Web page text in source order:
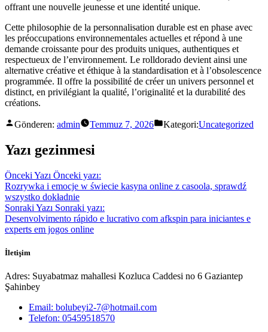
offrant une nouvelle jeunesse et une identité unique.
Cette philosophie de la personnalisation durable est en phase avec
les préoccupations environnementales actuelles et répond à une
demande croissante pour des produits uniques, authentiques et
respectueux de l’environnement. Le rolldorado devient ainsi une
alternative créative et éthique à la standardisation et à l’obsolescence
programmée. Il offre la possibilité de créer un univers personnel et
distinct, en privilégiant la qualité, l’originalité et la durabilité des
créations.
Gönderen: admin Temmuz 7, 2026 Kategori:Uncategorized
Yazı gezinmesi
Önceki Yazı Önceki yazı:
Rozrywka i emocje w świecie kasyna online z casoola, sprawdź
wszystko dokładnie
Sonraki Yazı Sonraki yazı:
Desenvolvimento rápido e lucrativo com afkspin para iniciantes e
experts em jogos online
İletişim
Adres: Suyabatmaz mahallesi Kozluca Caddesi no 6 Gaziantep
Şahinbey
Email: bolubeyi2-7@hotmail.com
Telefon: 05459518570